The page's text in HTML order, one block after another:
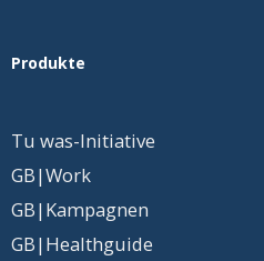
Produkte
Tu was-Initiative
GB|Work
GB|Kampagnen
GB|Healthguide